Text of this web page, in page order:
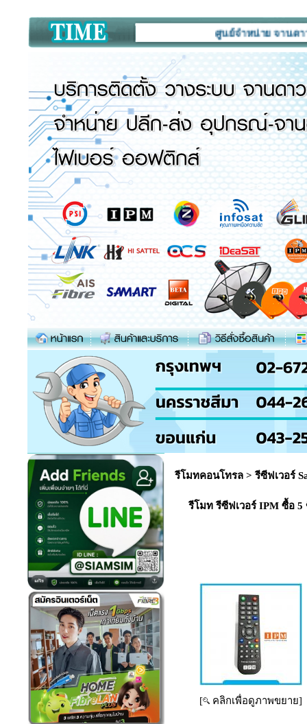
ศูนย์จำหน่าย จานดาวเทียม
รีโมทคอนโทรล > รีซีฟเวอร์
รีโมท รีซีฟเวอร์ IPM ซื้อ
[ คลิกเพื่อดูภาพขยาย]